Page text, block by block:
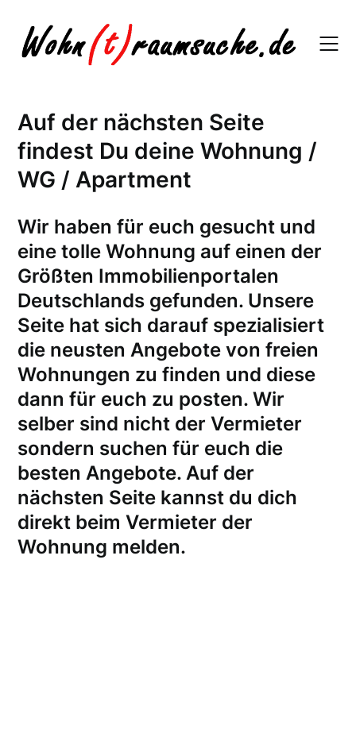
content
Auf der nächsten Seite
findest Du deine Wohnung /
WG / Apartment
Wir haben für euch gesucht und
eine tolle Wohnung auf einen der
Größten Immobilienportalen
Deutschlands gefunden. Unsere
Seite hat sich darauf spezialisiert
die neusten Angebote von freien
Wohnungen zu finden und diese
dann für euch zu posten. Wir
selber sind nicht der Vermieter
sondern suchen für euch die
besten Angebote. Auf der
nächsten Seite kannst du dich
direkt beim Vermieter der
Wohnung melden.